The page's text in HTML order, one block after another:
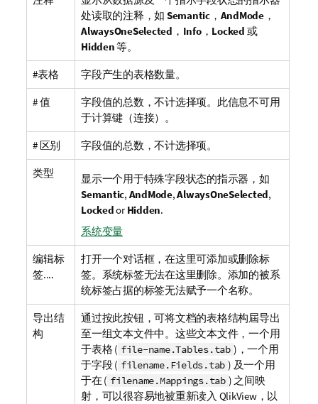
处读取的注释，如 Semantic， AndMode，
AlwaysOneSelected ， Info， Locked 或
Hidden等。
#表格 字段产生的表格数量。
# 值
字段值的总数，不计选择项。此信息不可用
于计算键（连接）。
# 区别 字段值的总数，不计选择项。
类型
显示一个用于特殊字段状态的指示器，如
Semantic, AndMode,AlwaysOneSelected,
LockedorHidden.
系统变量
编辑标
签....
打开一个对话框，在这里可添加或删除标
签。系统标签无法在这里删除。添加的被系
统标签占据的标签无法赋予一个名称。
导出结
构
通过按此按钮，可将文档的表格结构屆导出
至一组文本文件中。这些文本文件，一个用
于表格 ( file-name.Tables.tab )，一个用
于字段 ( filename.Fields.tab ) 及一个用
于在 ( filename.Mappings.tab ) 之间映
射，可以很容易地被重新读入 QlikView，以